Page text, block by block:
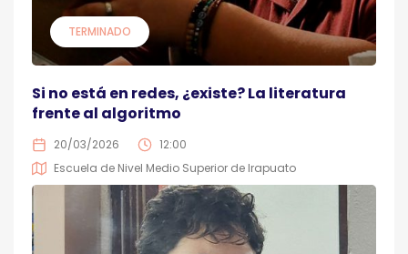
TERMINADO
Si no está en redes, ¿existe? La literatura
frente al algoritmo
20/03/2026
12:00
Escuela de Nivel Medio Superior de Irapuato